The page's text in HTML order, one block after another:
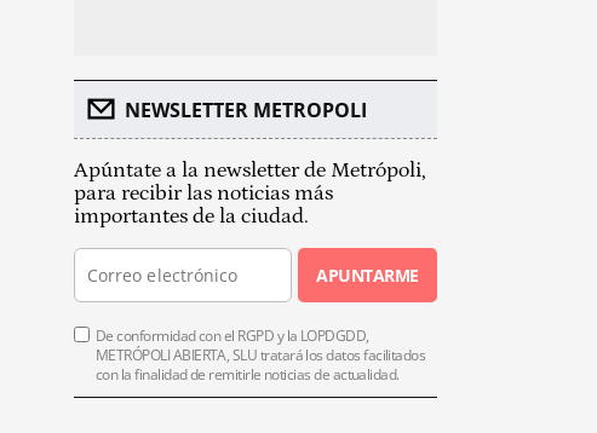
NEWSLETTER METROPOLI
Apúntate a la newsletter de Metrópoli,
para recibir las noticias más
importantes de la ciudad.
APUNTARME
De conformidad con el RGPD y la LOPDGDD,
METRÓPOLI ABIERTA, SLU tratará los datos facilitados
con la finalidad de remitirle noticias de actualidad.